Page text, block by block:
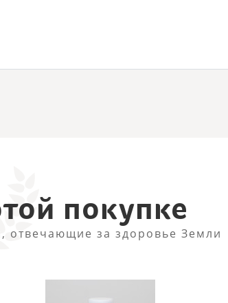
покупке
отвечающие за здоровье Земли